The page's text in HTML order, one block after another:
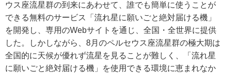
ウス座流星群の到来にあわせて、誰でも簡単に使うことが
できる無料のサービス「流れ星に願いごと絶対届ける機」
を開発し、専用のWebサイトを通じ、全国・全世界に提供
した。しかしながら、8月のペルセウス座流星群の極大期は
全国的に天候が優れず流星を見ることが難しく、「流れ星
に願いごと絶対届ける機」を使用できる環境に恵まれなか